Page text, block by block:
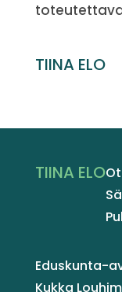
TIINA ELO
TIINA ELO
Eduskunta-
Kukka